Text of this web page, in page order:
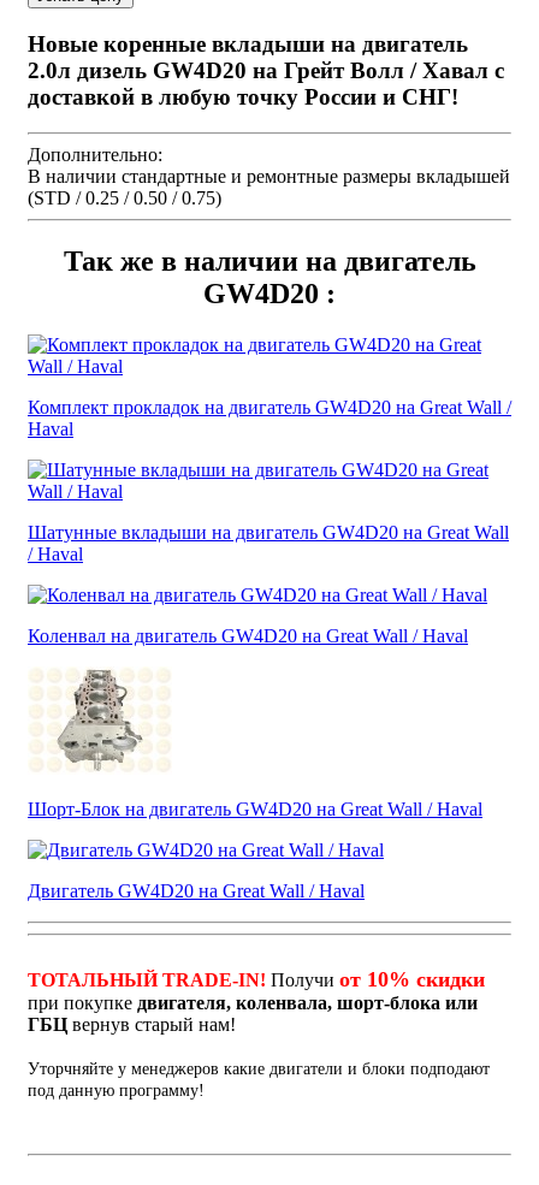
Новые коренные вкладыши на двигатель
2.0л дизель GW4D20 на Грейт Волл / Хавал с
доставкой в любую точку России и СНГ!
Дополнительно:
В наличии стандартные и ремонтные размеры вкладышей
(STD / 0.25 / 0.50 / 0.75)
Так же в наличии на двигатель
GW4D20 :
Комплект прокладок на двигатель GW4D20 на Great Wall /
Haval
Шатунные вкладыши на двигатель GW4D20 на Great Wall
/ Haval
Коленвал на двигатель GW4D20 на Great Wall / Haval
Шорт-Блок на двигатель GW4D20 на Great Wall / Haval
Двигатель GW4D20 на Great Wall / Haval
ТОТАЛЬНЫЙ TRADE-IN! Получи от 10% скидки
при покупке двигателя, коленвала, шорт-блока или
ГБЦ вернув старый нам!
Уторчняйте у менеджеров какие двигатели и блоки подподают
под данную программу!